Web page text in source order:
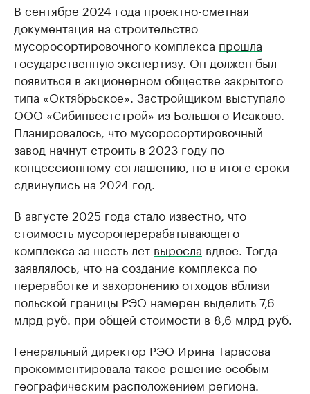
В сентябре 2024 года проектно-сметная
документация на строительство
мусоросортировочного комплекса прошла
государственную экспертизу. Он должен был
появиться в акционерном обществе закрытого
типа «Октябрьское». Застройщиком выступало
ООО «Сибинвестстрой» из Большого Исаково.
Планировалось, что мусоросортировочный
завод начнут строить в 2023 году по
концессионному соглашению, но в итоге сроки
сдвинулись на 2024 год.
В августе 2025 года стало известно, что
стоимость мусороперерабатывающего
комплекса за шесть лет выросла вдвое. Тогда
заявлялось, что на создание комплекса по
переработке и захоронению отходов вблизи
польской границы РЭО намерен выделить 7,6
млрд руб. при общей стоимости в 8,6 млрд руб.
Генеральный директор РЭО Ирина Тарасова
прокомментировала такое решение особым
географическим расположением региона.